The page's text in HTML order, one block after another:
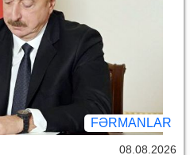
FƏRMANLAR
08.08.2026